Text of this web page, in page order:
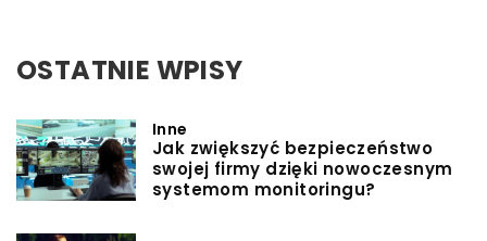
OSTATNIE WPISY
Inne
Jak zwiększyć bezpieczeństwo
swojej firmy dzięki nowoczesnym
systemom monitoringu?